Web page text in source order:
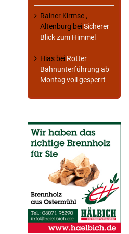
Rainer Kirmse ,
Altenburg beiSicherer
Blick zum Himmel
Hias bei Rotter
Bahnunterführung ab
Montag voll gesperrt